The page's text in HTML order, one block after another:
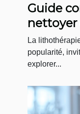
Guide
nettoyer
pierres
La
popularité,
explorer...